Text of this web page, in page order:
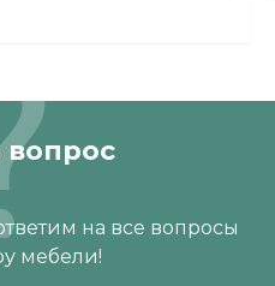
№10
вопрос
на все вопросы
мебели!